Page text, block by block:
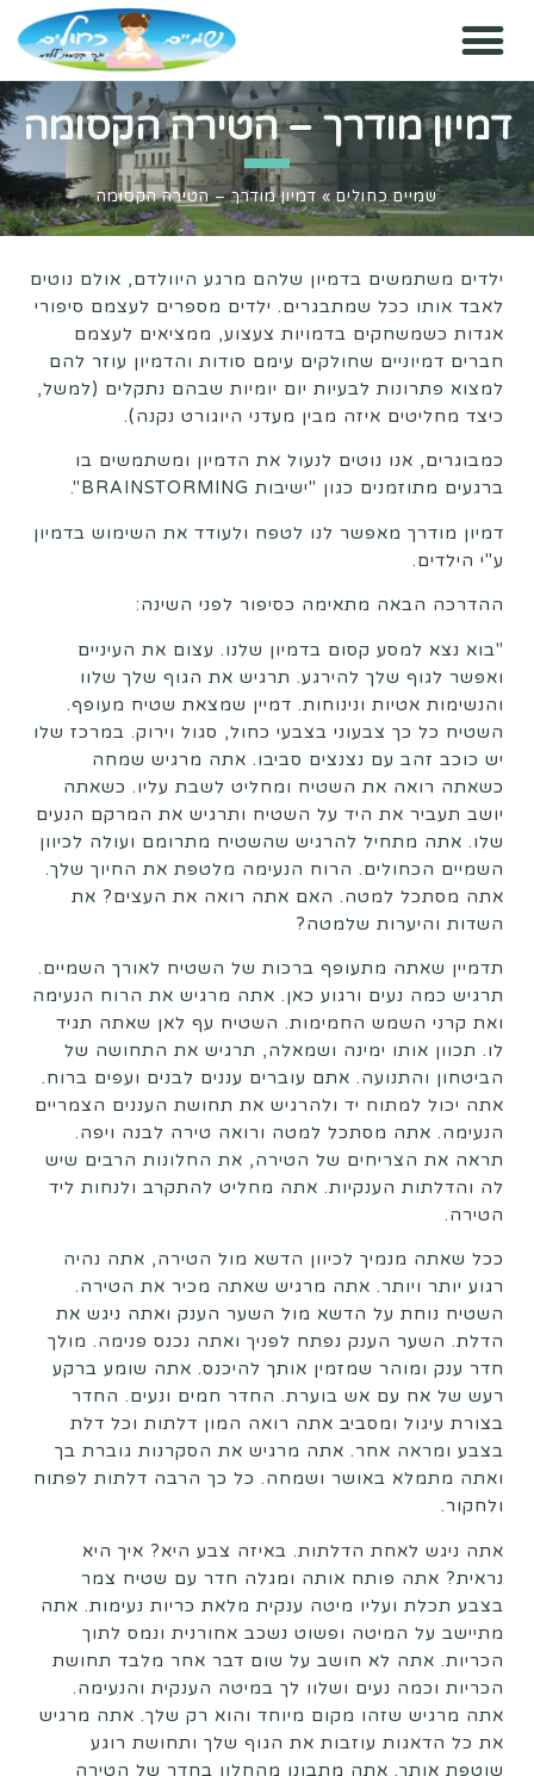
דמיון מודרך – הטירה הקסומה
שמיים כחולים» דמיון מודרך – הטירה הקסומה
ילדים משתמשים בדמיון שלהם מרגע היוולדם, אולם נוטים
לאבד אותו ככל שמתבגרים. ילדים מספרים לעצמם סיפורי
אגדות כשמשחקים בדמויות צעצוע, ממציאים לעצמם
חברים דמיוניים שחולקים עימם סודות והדמיון עוזר להם
למצוא פתרונות לבעיות יום יומיות שבהם נתקלים (למשל,
כיצד מחליטים איזה מבין מעדני היוגורט נקנה).
כמבוגרים, אנו נוטים לנעול את הדמיון ומשתמשים בו
ברגעים מתוזמנים כגון "ישיבות BRAINSTORMING".
דמיון מודרך מאפשר לנו לטפח ולעודד את השימוש בדמיון
ע"י הילדים.
ההדרכה הבאה מתאימה כסיפור לפני השינה:
"בוא נצא למסע קסום בדמיון שלנו. עצום את העיניים
ואפשר לגוף שלך להירגע. תרגיש את הגוף שלך שלוו
והנשימות אטיות ונינוחות. דמיין שמצאת שטיח מעופף.
השטיח כל כך צבעוני בצבעי כחול, סגול וירוק. במרכז שלו
יש כוכב זהב עם נצנצים סביבו. אתה מרגיש שמחה
כשאתה רואה את השטיח ומחליט לשבת עליו. כשאתה
יושב תעביר את היד על השטיח ותרגיש את המרקם הנעים
שלו. אתה מתחיל להרגיש שהשטיח מתרומם ועולה לכיוון
השמיים הכחולים. הרוח הנעימה מלטפת את החיוך שלך.
אתה מסתכל למטה. האם אתה רואה את העצים? את
השדות והיערות שלמטה?
תדמיין שאתה מתעופף ברכות של השטיח לאורך השמיים.
תרגיש כמה נעים ורגוע כאן. אתה מרגיש את הרוח הנעימה
ואת קרני השמש החמימות. השטיח עף לאן שאתה תגיד
לו. תכוון אותו ימינה ושמאלה, תרגיש את התחושה של
הביטחון והתנועה. אתם עוברים עננים לבנים ועפים ברוח.
אתה יכול למתוח יד ולהרגיש את תחושת העננים הצמריים
הנעימה. אתה מסתכל למטה ורואה טירה לבנה ויפה.
תראה את הצריחים של הטירה, את החלונות הרבים שיש
לה והדלתות הענקיות. אתה מחליט להתקרב ולנחות ליד
הטירה.
ככל שאתה מנמיך לכיוון הדשא מול הטירה, אתה נהיה
רגוע יותר ויותר. אתה מרגיש שאתה מכיר את הטירה.
השטיח נוחת על הדשא מול השער הענק ואתה ניגש את
הדלת. השער הענק נפתח לפניך ואתה נכנס פנימה. מולך
חדר ענק ומוהר שמזמין אותך להיכנס. אתה שומע ברקע
רעש של אח עם אש בוערת. החדר חמים ונעים. החדר
בצורת עיגול ומסביב אתה רואה המון דלתות וכל דלת
בצבע ומראה אחר. אתה מרגיש את הסקרנות גוברת בך
ואתה מתמלא באושר ושמחה. כל כך הרבה דלתות לפתוח
ולחקור.
אתה ניגש לאחת הדלתות. באיזה צבע היא? איך היא
נראית? אתה פותח אותה ומגלה חדר עם שטיח צמר
בצבע תכלת ועליו מיטה ענקית מלאת כריות נעימות. אתה
מתיישב על המיטה ופשוט נשכב אחורנית ונמס לתוך
הכריות. אתה לא חושב על שום דבר אחר מלבד תחושת
הכריות וכמה נעים ושלוו לך במיטה הענקית והנעימה.
אתה מרגיש שזהו מקום מיוחד והוא רק שלך. אתה מרגיש
את כל הדאגות עוזבות את הגוף שלך ותחושת רוגע
שוטפת אותך. אתה מתבונן מהחלון בחדר של הטירה